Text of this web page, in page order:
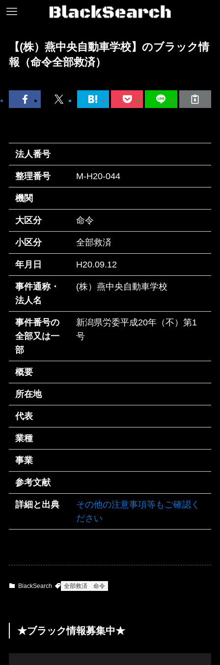
【(株）燕中央自動車学校】のブラック情
報（命令全部救済）
法人番号
整理番号 M-H20-044
機関
大区分 命令
小区分 全部救済
年月日 H20.09.12
事件通称・
法人名
(株）燕中央自動車学校
事件番号の
全部又は一
部
新潟県労委平成20年（不）第1
号
概要
所在地
代表
業種
事業
参考文献
詳細と出典
その他の注意事項等もご確認く
ださい
BlackSearch 全部救済 命令
★ブラック情報募集中★